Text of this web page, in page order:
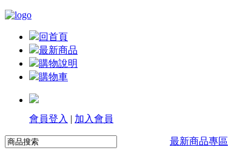
回首頁
最新商品
購物說明
購物車
會員登入 | 加入會員
最新商品專區